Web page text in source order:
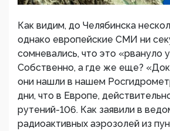
Как видим, до Челябинска
однако европейские СМИ ни
сомневались, что это «рвануло
Собственно, а где же еще?
они нашли в нашем
дни, что в Европе,
рутений-106. Как заявили в
радиоактивных аэрозолей из